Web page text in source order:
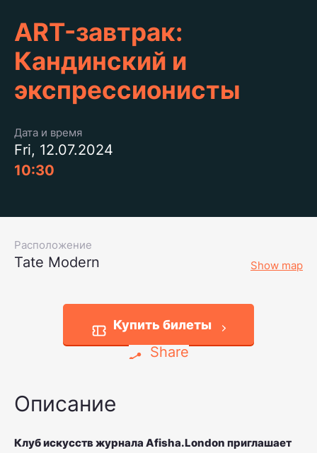
ART-завтрак:
Кандинский и
экспрессионисты
Дата и время
Fri, 12.07.2024
10:30
Расположение
Tate Modern Show map
Купить билеты
Share
Описание
Клуб искусств журнала Afisha.London приглашает